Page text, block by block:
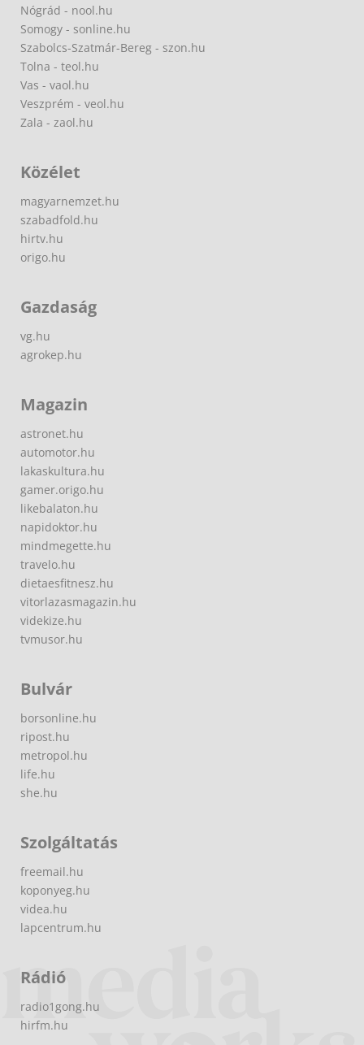
Nógrád - nool.hu
Somogy - sonline.hu
Szabolcs-Szatmár-Bereg - szon.hu
Tolna - teol.hu
Vas - vaol.hu
Veszprém - veol.hu
Zala - zaol.hu
Közélet
magyarnemzet.hu
szabadfold.hu
hirtv.hu
origo.hu
Gazdaság
vg.hu
agrokep.hu
Magazin
astronet.hu
automotor.hu
lakaskultura.hu
gamer.origo.hu
likebalaton.hu
napidoktor.hu
mindmegette.hu
travelo.hu
dietaesfitnesz.hu
vitorlazasmagazin.hu
videkize.hu
tvmusor.hu
Bulvár
borsonline.hu
ripost.hu
metropol.hu
life.hu
she.hu
Szolgáltatás
freemail.hu
koponyeg.hu
videa.hu
lapcentrum.hu
Rádió
radio1gong.hu
hirfm.hu